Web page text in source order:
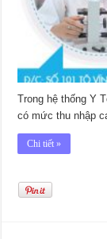
Trong hệ thống Y
có mức thu nhập
Chi tiết »